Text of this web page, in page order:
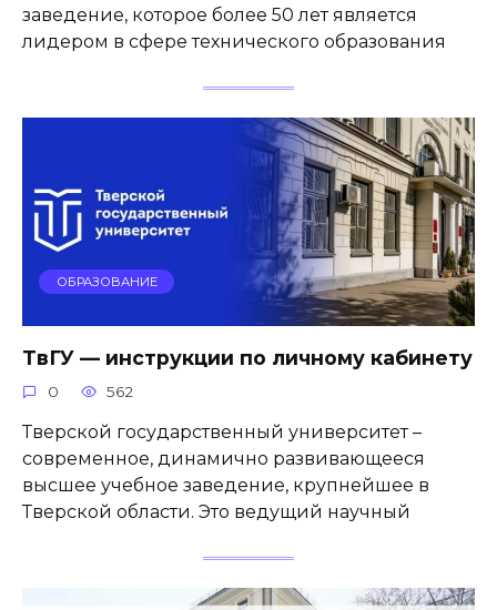
заведение, которое более 50 лет является
лидером в сфере технического образования
ОБРАЗОВАНИЕ
ТвГУ — инструкции по личному кабинету
0 562
Тверской государственный университет –
современное, динамично развивающееся
высшее учебное заведение, крупнейшее в
Тверской области. Это ведущий научный